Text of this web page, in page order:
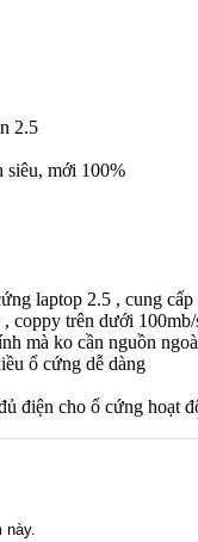
2.5
siêu, mới 100%
laptop 2.5 , cung
coppy trên dưới
mà ko cần nguồn
ổ cứng dễ dàng
điện cho ổ cứng hoạt
này.